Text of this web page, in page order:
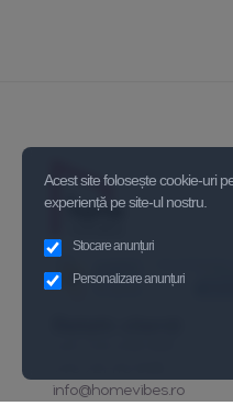
info@homevibes.ro
Acest site folosește cookie-uri
experiență pe site-ul nostru.
Stocare anunțuri
Personalizare anunțuri